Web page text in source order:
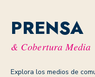
PRENSA
& Cobertura Media
Explora los medios de